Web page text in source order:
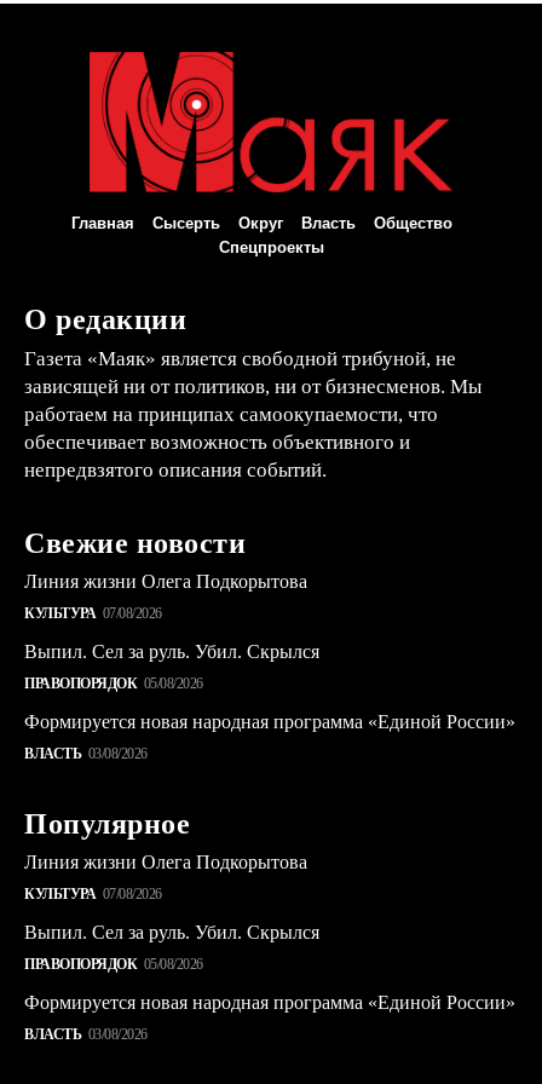
Главная Сысерть Округ Власть
Общество
Спецпроекты
О редакции
Газета «Маяк» является свободной трибуной, не
зависящей ни от политиков, ни от бизнесменов. Мы
работаем на принципах самоокупаемости, что
обеспечивает возможность объективного и
непредвзятого описания событий.
Свежие новости
Линия жизни Олега Подкорытова
КУЛЬТУРА 07/08/2026
Выпил. Сел за руль. Убил. Скрылся
ПРАВОПОРЯДОК 05/08/2026
Формируется новая народная программа «Единой России»
ВЛАСТЬ 03/08/2026
Популярное
Линия жизни Олега Подкорытова
КУЛЬТУРА 07/08/2026
Выпил. Сел за руль. Убил. Скрылся
ПРАВОПОРЯДОК 05/08/2026
Формируется новая народная программа «Единой России»
ВЛАСТЬ 03/08/2026